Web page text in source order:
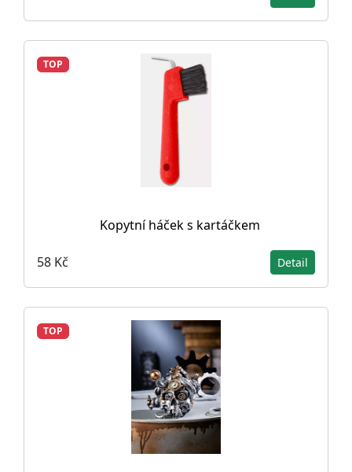
TOP
Kopytní háček s kartáčkem
58 Kč Detail
TOP